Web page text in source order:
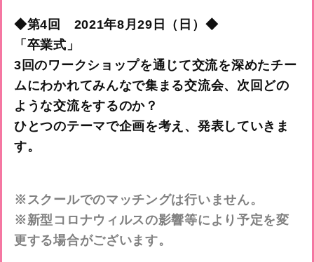
◆第4回 2021年8月29日（日）◆
「卒業式」
3回のワークショップを通じて交流を深めたチー
ムにわかれてみんなで集まる交流会、次回どの
ような交流をするのか？
ひとつのテーマで企画を考え、発表していきま
す。
※スクールでのマッチングは行いません。
※新型コロナウィルスの影響等により予定を変
更する場合がございます。